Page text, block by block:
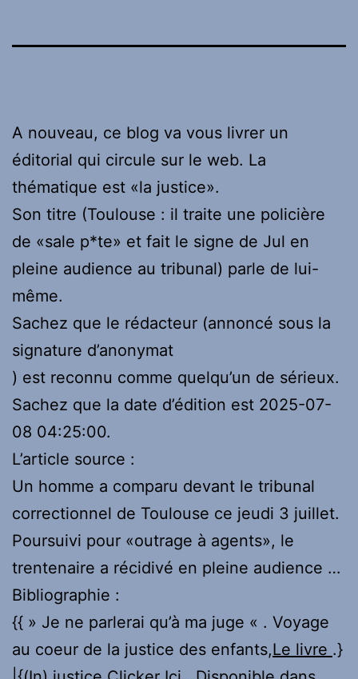
A nouveau, ce blog va vous livrer un
éditorial qui circule sur le web. La
thématique est «la justice».
Son titre (Toulouse : il traite une policière
de «sale p*te» et fait le signe de Jul en
pleine audience au tribunal) parle de lui-
même.
Sachez que le rédacteur (annoncé sous la
signature d’anonymat
) est reconnu comme quelqu’un de sérieux.
Sachez que la date d’édition est 2025-07-
08 04:25:00.
L’article source :
Un homme a comparu devant le tribunal
correctionnel de Toulouse ce jeudi 3 juillet.
Poursuivi pour «outrage à agents», le
trentenaire a récidivé en pleine audience …
Bibliographie :
{{ » Je ne parlerai qu’à ma juge « . Voyage
au coeur de la justice des enfants,Le livre .}